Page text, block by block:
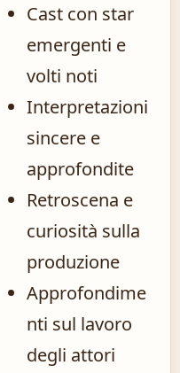
Cast con star
emergenti e
volti noti
Interpretazioni
sincere e
approfondite
Retroscena e
curiosità sulla
produzione
Approfondime
nti sul lavoro
degli attori